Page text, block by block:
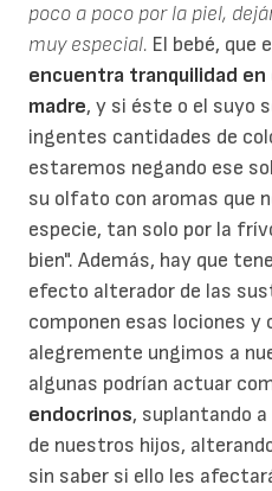
poco a poco por la piel,
muy especial. El bebé, que
encuentra tranquilidad
madre, y si éste o el suyo
ingentes cantidades de
estaremos negando ese
su olfato con aromas que
especie, tan solo por la
bien". Además, hay que
efecto alterador de las
componen esas lociones y
alegremente ungimos a
algunas podrían actuar
endocrinos, suplantando
de nuestros hijos,
sin saber si ello les